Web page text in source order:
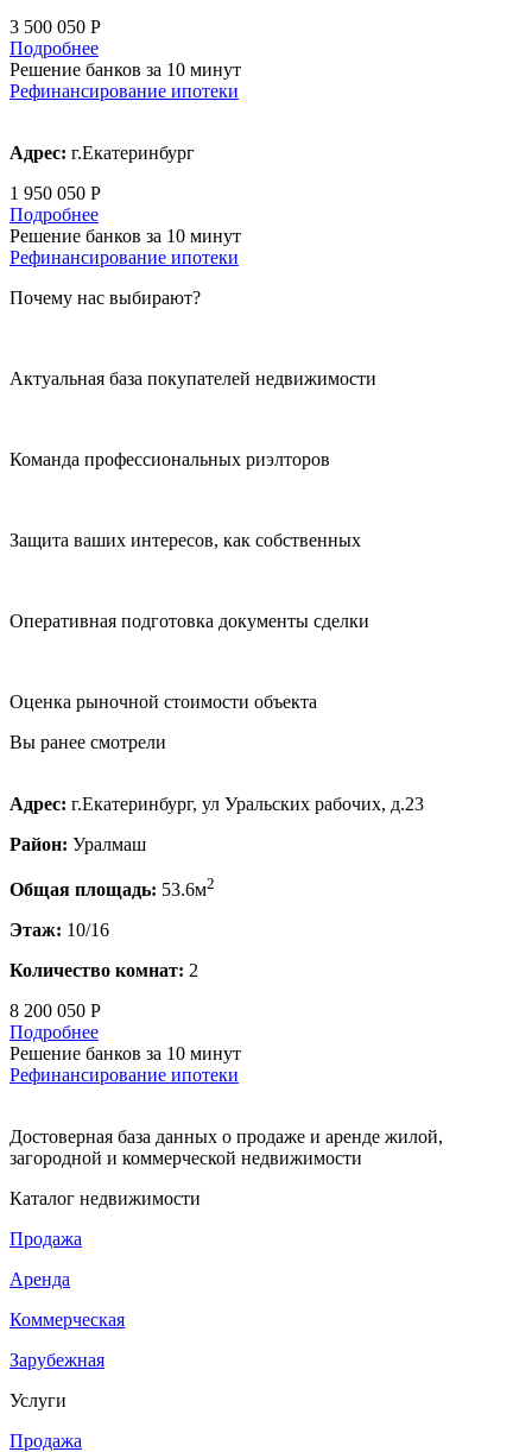
3 500 050 Р
Подробнее
Решение банков за 10 минут
Рефинансирование ипотеки
Адрес: г.Екатеринбург
1 950 050 Р
Подробнее
Решение банков за 10 минут
Рефинансирование ипотеки
Почему нас выбирают?
Актуальная база покупателей недвижимости
Команда профессиональных риэлторов
Защита ваших интересов, как собственных
Оперативная подготовка документы сделки
Оценка рыночной стоимости объекта
Вы ранее смотрели
Адрес: г.Екатеринбург, ул Уральских рабочих, д.23
Район: Уралмаш
Общая площадь: 53.6м2
Этаж: 10/16
Количество комнат: 2
8 200 050 Р
Подробнее
Решение банков за 10 минут
Рефинансирование ипотеки
Достоверная база данных о продаже и аренде жилой,
загородной и коммерческой недвижимости
Каталог недвижимости
Продажа
Аренда
Коммерческая
Зарубежная
Услуги
Продажа